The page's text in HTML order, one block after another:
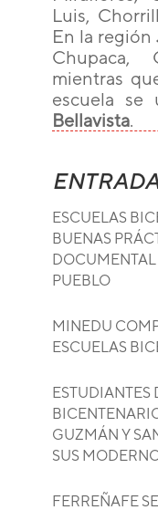
Luis,
En la región
Chupaca,
mientras
escuela
Bellavista.
ESCUELAS
BUENAS
PUEBLO
MINEDU
ESCUELAS
ESTUDIANTES
GUZMÁN Y
SUS
FERREÑAFE